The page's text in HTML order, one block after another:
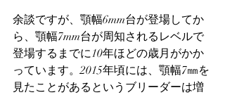
余談ですが、顎幅6mm台が登場してか
ら、顎幅7mm台が周知されるレベルで
登場するまでに10年ほどの歳月がかか
っています。2015年頃には、顎幅7㎜を
見たことがあるというブリーダーは増